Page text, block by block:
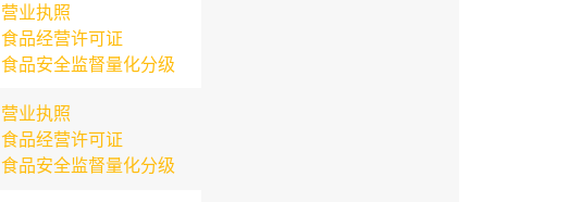
营业执照
食品经营许可证
食品安全监督量化分级
营业执照
食品经营许可证
食品安全监督量化分级